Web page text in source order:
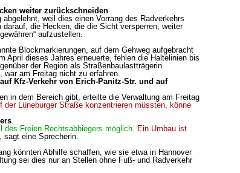
weiter zurückschneiden
weil dies einen Vorrang des Radverkehrs
die Hecken, die die Sicht versperren, weiter
aufzustellen.
Blockmarkierungen, auf dem Gehweg aufgebracht
April dieses Jahres erneuerte, fehlen die Haltelinien bis
der Region als Straßenbaulastträgerin
war am Freitag nicht zu erfahren.
Kfz-Verkehr von Erich-Panitz-Str. und auf
in dem Bereich gibt, erteilte die Verwaltung am Freitag
Lüneburger Straße konzentrieren müssten, könne
Freien Rechtsabbiegers möglich.
Ein Umbau ist
, sagt eine Sprecherin.
könnten Abhilfe schaffen, wie sie etwa in Hannover
sei dies nur an Stellen ohne Fuß- und Radverkehr